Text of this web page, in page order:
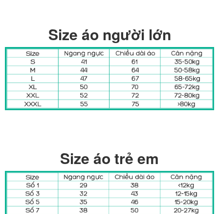
Size áo người lớn
Size áo trẻ em